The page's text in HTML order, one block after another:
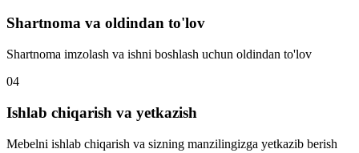
Shartnoma va oldindan to'lov
Shartnoma imzolash va ishni boshlash uchun oldindan to'lov
04
Ishlab chiqarish va yetkazish
Mebelni ishlab chiqarish va sizning manzilingizga yetkazib berish